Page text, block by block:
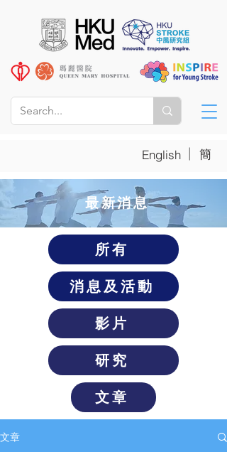
English | 簡
​最新消息
所有
消息及活動
影片
研究
文章
文章